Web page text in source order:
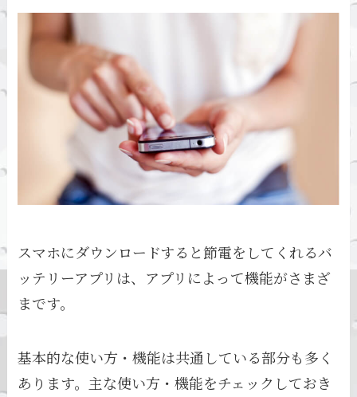
スマホにダウンロードすると節電をしてくれるバ
ッテリーアプリは、アプリによって機能がさまざ
まです。
基本的な使い方・機能は共通している部分も多く
あります。主な使い方・機能をチェックしておき